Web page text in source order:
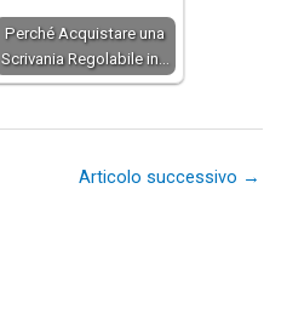
Perché Acquistare una
Scrivania Regolabile in…
Articolo successivo →